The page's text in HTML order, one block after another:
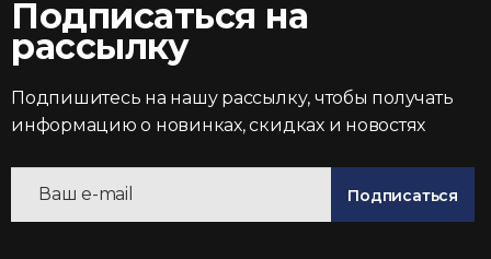
Подписаться на
рассылку
Подпишитесь на нашу рассылку, чтобы получать
информацию о новинках, скидках и новостях
Подписаться